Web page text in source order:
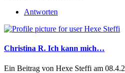
Antworten
Christina R. Ich kann mich…
Ein Beitrag von Hexe Steffi am